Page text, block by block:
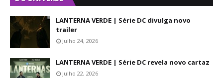
LANTERNA VERDE | Série DC divulga novo
trailer
Julho 24, 2026
LANTERNA VERDE | Série DC revela novo cartaz
Julho 22, 2026